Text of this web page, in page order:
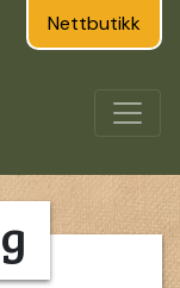
Nettbutikk